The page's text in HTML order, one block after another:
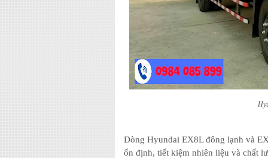
Dòng Hyundai EX8L đông lạnh và
ổn định, tiết kiệm nhiên liệu và chất